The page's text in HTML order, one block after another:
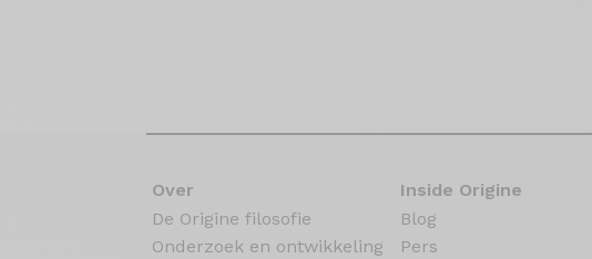
Over
De Origine filosofie
Onderzoek en ontwikkeling
Inside Origine
Blog
Pers